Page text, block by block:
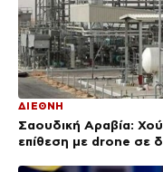
ΔΙΕΘΝΗ
Σαουδική Αραβία:
επίθεση με drone σε